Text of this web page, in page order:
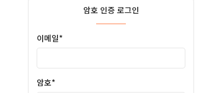
암호 인증 로그인
이메일*
암호*